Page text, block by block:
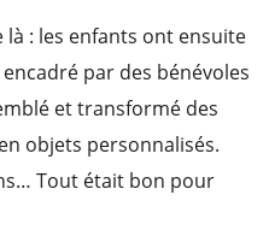
là : les enfants ont ensuite
par des bénévoles
et transformé des
objets personnalisés.
Tout était bon pour